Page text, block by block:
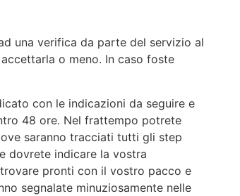
una verifica da parte del servizio al
o meno. In caso foste
con le indicazioni da seguire e
48 ore. Nel frattempo potrete
saranno tracciati tutti gli step
dovrete indicare la vostra
pronti con il vostro pacco e
segnalate minuziosamente nelle